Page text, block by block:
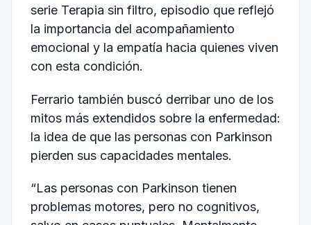
serie Terapia sin filtro, episodio que reflejó
la importancia del acompañamiento
emocional y la empatía hacia quienes viven
con esta condición.
Ferrario también buscó derribar uno de los
mitos más extendidos sobre la enfermedad:
la idea de que las personas con Parkinson
pierden sus capacidades mentales.
“Las personas con Parkinson tienen
problemas motores, pero no cognitivos,